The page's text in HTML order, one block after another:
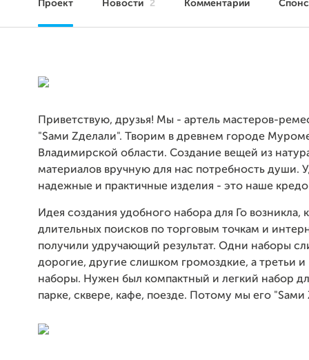
Проект Новости 2 Комментарии
Приветствую, друзья! Мы - артель мастеров-
"Sами Zделали". Творим в древнем городе
Владимирской области. Создание вещей из
материалов вручную для нас потребность души.
надежные и практичные изделия - это наше
Идея создания удобного набора для Го возникла,
длительных поисков по торговым точкам и
получили удручающий результат. Одни наборы
дорогие, другие слишком громоздкие, а третьи и
наборы. Нужен был компактный и легкий набор
парке, сквере, кафе, поезде. Потому мы его "Sами